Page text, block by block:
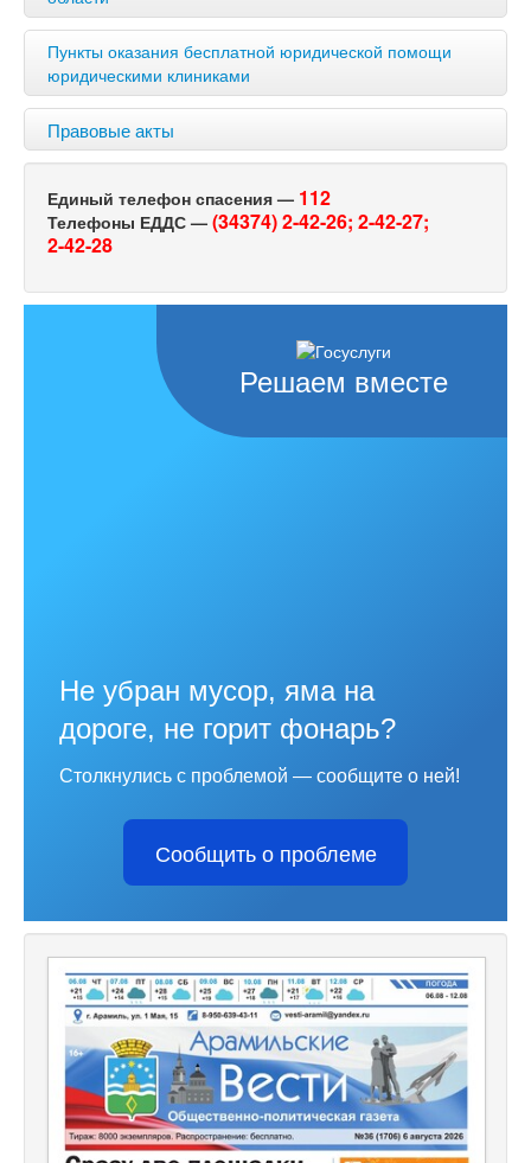
Пункты оказания бесплатной юридической помощи
юридическими клиниками
Правовые акты
Единый телефон спасения — 112
Телефоны ЕДДС — (34374) 2-42-26; 2-42-27;
2-42-28
Решаем вместе
Не убран мусор, яма на
дороге, не горит фонарь?
Столкнулись с проблемой — сообщите о ней!
Сообщить о проблеме